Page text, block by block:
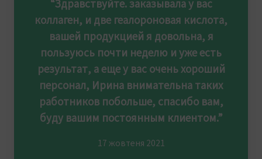
“Здравствуйте. заказывала у вас
коллаген, и две геалороновая кислота,
вашей продукцией я довольна, я
пользуюсь почти неделю и уже есть
результат, а еще у вас очень хороший
персонал, Ирина внимательна таких
работников побольше, спасибо вам,
буду вашим постоянным клиентом.”
17 жовтеня 2021